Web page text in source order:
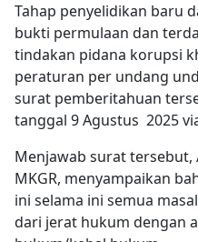
Tahap penyelidikan baru
bukti permulaan dan
tindakan pidana korupsi
peraturan per undang
surat pemberitahuan
tanggal 9 Agustus 2025
Menjawab surat tersebut,
MKGR, menyampaikan
ini selama ini semua
dari jerat hukum dengan